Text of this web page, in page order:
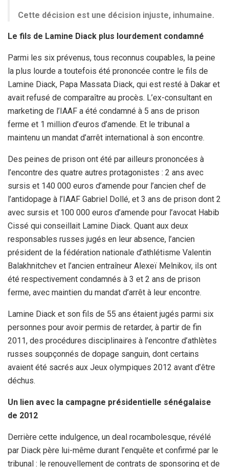
Cette décision est une décision injuste, inhumaine.
Le fils de Lamine Diack plus lourdement condamné
Parmi les six prévenus, tous reconnus coupables, la peine
la plus lourde a toutefois été prononcée contre le fils de
Lamine Diack, Papa Massata Diack, qui est resté à Dakar et
avait refusé de comparaître au procès. L’ex-consultant en
marketing de l’IAAF a été condamné à 5 ans de prison
ferme et 1 million d’euros d’amende. Et le tribunal a
maintenu un mandat d’arrêt international à son encontre.
Des peines de prison ont été par ailleurs prononcées à
l’encontre des quatre autres protagonistes : 2 ans avec
sursis et 140 000 euros d’amende pour l’ancien chef de
l’antidopage à l’IAAF Gabriel Dollé, et 3 ans de prison dont 2
avec sursis et 100 000 euros d’amende pour l’avocat Habib
Cissé qui conseillait Lamine Diack. Quant aux deux
responsables russes jugés en leur absence, l’ancien
président de la fédération nationale d’athlétisme Valentin
Balakhnitchev et l’ancien entraîneur Alexeï Melnikov, ils ont
été respectivement condamnés à 3 et 2 ans de prison
ferme, avec maintien du mandat d’arrêt à leur encontre.
Lamine Diack et son fils de 55 ans étaient jugés parmi six
personnes pour avoir permis de retarder, à partir de fin
2011, des procédures disciplinaires à l’encontre d’athlètes
russes soupçonnés de dopage sanguin, dont certains
avaient été sacrés aux Jeux olympiques 2012 avant d’être
déchus.
Un lien avec la campagne présidentielle sénégalaise
de 2012
Derrière cette indulgence, un deal rocambolesque, révélé
par Diack père lui-même durant l’enquête et confirmé par le
tribunal : le renouvellement de contrats de sponsoring et de